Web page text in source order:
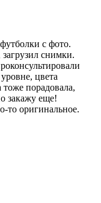
с фото.
снимки.
цвета
тоже порадовала,
закажу еще!
то оригинальное.